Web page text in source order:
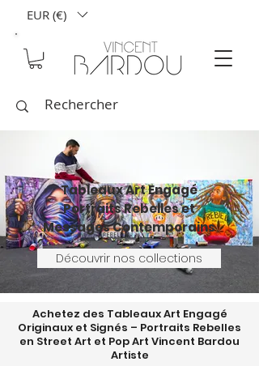
EUR (€)
Tableaux Art Engagé
Portraits Rebelles et
Messages Contemporains
Découvrir nos collections
Achetez des Tableaux Art Engagé
Originaux et Signés – Portraits Rebelles
en Street Art et Pop Art Vincent Bardou
Artiste